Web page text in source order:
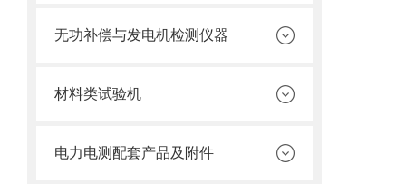
无功补偿与发电机检测仪器
材料类试验机
电力电测配套产品及附件